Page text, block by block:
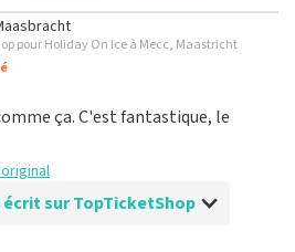
pour Holiday On Ice à Mecc, Maastricht
ça. C'est fantastique, le
écrit sur TopTicketShop